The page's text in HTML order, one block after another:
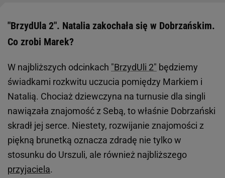
"BrzydUla 2". Natalia zakochała się w Dobrzańskim.
Co zrobi Marek?
W najbliższych odcinkach "BrzydUli 2" będziemy
świadkami rozkwitu uczucia pomiędzy Markiem i
Natalią. Chociaż dziewczyna na turnusie dla singli
nawiązała znajomość z Sebą, to właśnie Dobrzański
skradł jej serce. Niestety, rozwijanie znajomości z
piękną brunetką oznacza zdradę nie tylko w
stosunku do Urszuli, ale również najbliższego
przyjaciela.